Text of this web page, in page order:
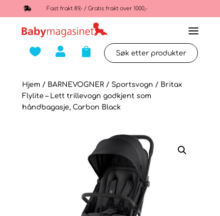
 Fast frakt 89,- / Gratis frakt over 1000,-
  
Hjem/ BARNEVOGNER/ Sportsvogn / Britax
Flylite – Lett trillevogn godkjent som
håndbagasje, Carbon Black